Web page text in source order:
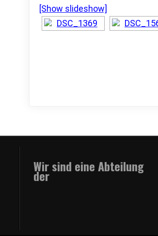
[Show slideshow]
Wir sind eine Abteilung
der